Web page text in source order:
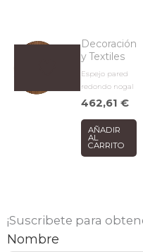
Decoración
y Textiles
Espejo pared
redondo nogal
462,61€
AÑADIR
AL
CARRITO
¡Suscribete para
Nombre